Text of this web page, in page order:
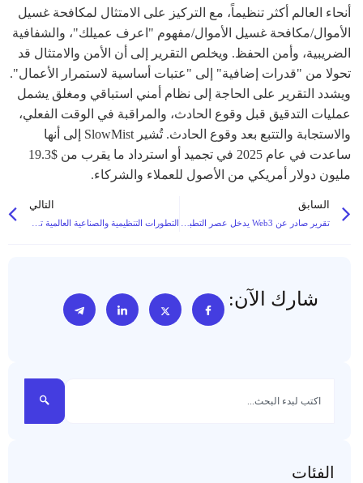
أنحاء العالم أكثر تنظيماً، مع التركيز على الامتثال لمكافحة غسيل
الأموال/مكافحة غسيل الأموال/مفهوم "اعرف عميلك"، والشفافية
الضريبية، وأمن الحفظ. ويخلص التقرير إلى أن الأمن والامتثال قد
تحولا من "قدرات إضافية" إلى "عتبات أساسية لاستمرار الأعمال".
ويشدد التقرير على الحاجة إلى نظام أمني استباقي ومغلق يشمل
عمليات التدقيق قبل وقوع الحادث، والمراقبة في الوقت الفعلي،
والاستجابة والتتبع بعد وقوع الحادث. تُشير SlowMist إلى أنها
ساعدت في عام 2025 في تجميد أو استرداد ما يقرب من $19.3
مليون دولار أمريكي من الأصول للعملاء والشركاء.
السابق
تقرير صادر عن Web3 يدخل عصر التطبيقات مع نضوج البنية التحتية
التالي
التطورات التنظيمية والصناعية العالمية تشكل المشهد العام للعملات الرقمية: قواعد المحاسبة، وإجراءات الإنفاذ، وظهور خدمات جديدة
شارك الآن:
الفئات